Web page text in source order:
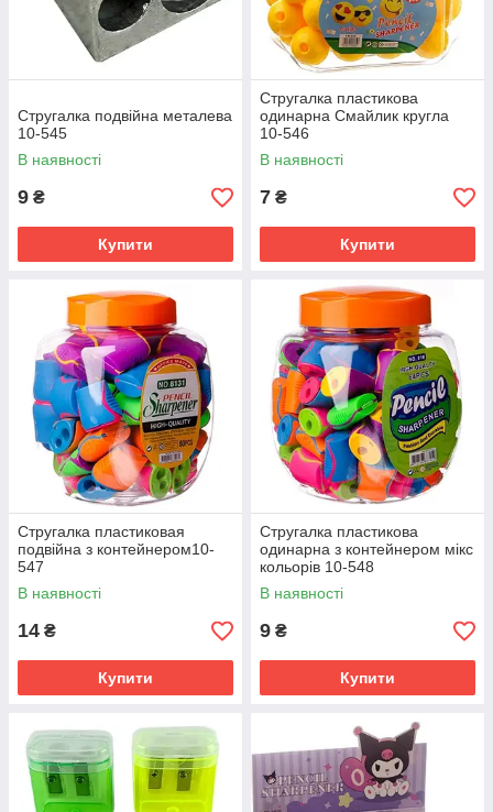
Стругалка подвійна металева
10-545
В наявності
9 ₴
Купити
Стругалка пластикова
одинарна Смайлик кругла
10-546
В наявності
7 ₴
Купити
Стругалка пластиковая
подвійна з контейнером10-
547
В наявності
14 ₴
Купити
Стругалка пластикова
одинарна з контейнером мікс
кольорів 10-548
В наявності
9 ₴
Купити